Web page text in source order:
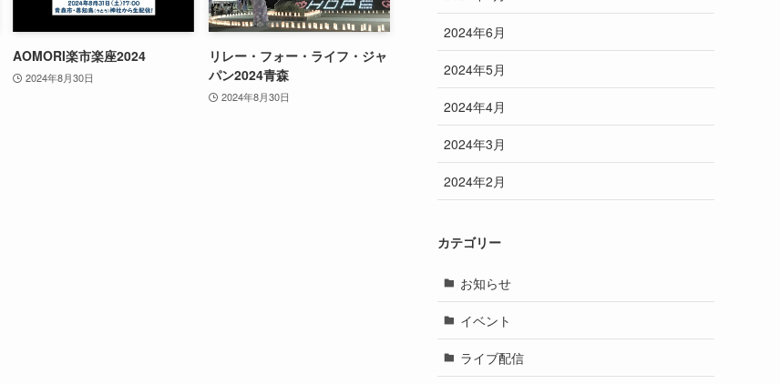
AOMORI楽市楽座2024
2024年8月30日
リレー・フォー・ライフ・ジャ
パン2024青森
2024年8月30日
2024年6月
2024年5月
2024年4月
2024年3月
2024年2月
カテゴリー
お知らせ
イベント
ライブ配信